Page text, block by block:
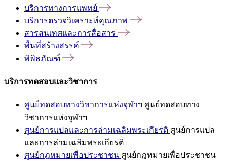
บริการทางการแพทย์
บริการตรวจวิเคราะห์คุณภาพ
สารสนเทศและการสื่อสาร
พื้นที่สร้างสรรค์
พิพิธภัณฑ์
บริการทดสอบและวิชาการ
ศูนย์ทดสอบทางวิชาการแห่งจุฬาฯ ศูนย์ทดสอบทาง
วิชาการแห่งจุฬาฯ
ศูนย์การแปลและการล่ามเฉลิมพระเกียรติ ศูนย์การแปล
และการล่ามเฉลิมพระเกียรติ
ศูนย์กฎหมายเพื่อประชาชน ศูนย์กฎหมายเพื่อประชาชน